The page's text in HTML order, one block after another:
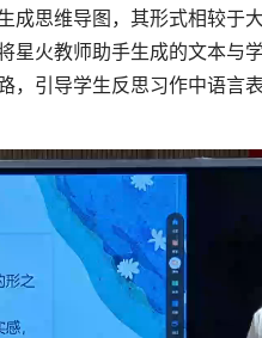
成思维导图，其形式相较于
星火教师助手生成的文本与
，引导学生反思习作中语言